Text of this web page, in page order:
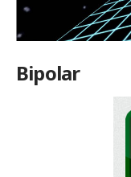
Bipolar